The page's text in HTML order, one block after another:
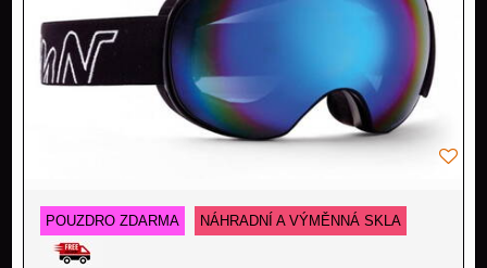
POUZDRO ZDARMA NÁHRADNÍ A VÝMĚNNÁ SKLA